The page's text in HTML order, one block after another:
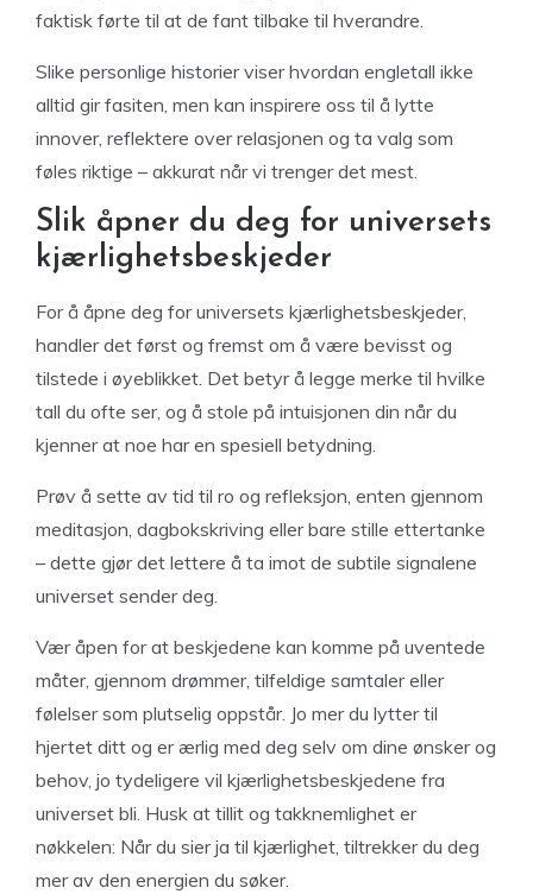
faktisk førte til at de fant tilbake til hverandre.
Slike personlige historier viser hvordan engletall ikke
alltid gir fasiten, men kan inspirere oss til å lytte
innover, reflektere over relasjonen og ta valg som
føles riktige – akkurat når vi trenger det mest.
Slik åpner du deg for universets
kjærlighetsbeskjeder
For å åpne deg for universets kjærlighetsbeskjeder,
handler det først og fremst om å være bevisst og
tilstede i øyeblikket. Det betyr å legge merke til hvilke
tall du ofte ser, og å stole på intuisjonen din når du
kjenner at noe har en spesiell betydning.
Prøv å sette av tid til ro og refleksjon, enten gjennom
meditasjon, dagbokskriving eller bare stille ettertanke
– dette gjør det lettere å ta imot de subtile signalene
universet sender deg.
Vær åpen for at beskjedene kan komme på uventede
måter, gjennom drømmer, tilfeldige samtaler eller
følelser som plutselig oppstår. Jo mer du lytter til
hjertet ditt og er ærlig med deg selv om dine ønsker og
behov, jo tydeligere vil kjærlighetsbeskjedene fra
universet bli. Husk at tillit og takknemlighet er
nøkkelen: Når du sier ja til kjærlighet, tiltrekker du deg
mer av den energien du søker.